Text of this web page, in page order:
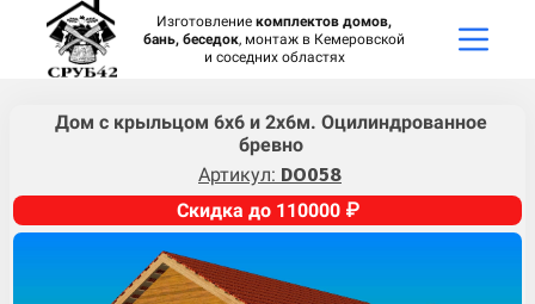
Изготовление комплектов домов,
бань, беседок, монтаж в Кемеровской
и соседних областях
Дом с крыльцом 6х6 и 2х6м. Оцилиндрованное
бревно
Артикул: DO058
Скидка до 110000 ₽